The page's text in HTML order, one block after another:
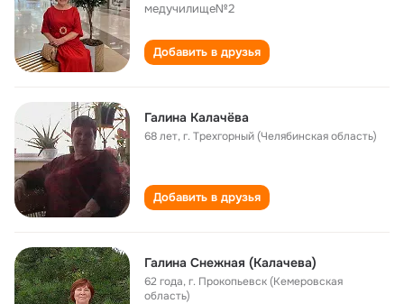
медучилище№2
Добавить в друзья
Галина Калачёва
68 лет,г. Трехгорный (Челябинская область)
Добавить в друзья
Галина Снежная (Калачева)
62 года,г. Прокопьевск (Кемеровская
область)